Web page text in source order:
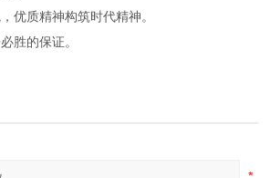
优质精神构筑时代精神。
胜的保证。